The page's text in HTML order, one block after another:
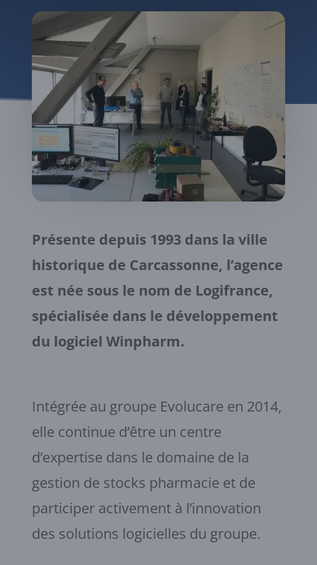
Présente depuis 1993 dans la ville
historique de Carcassonne, l’agence
est née sous le nom de Logifrance,
spécialisée dans le développement
du logiciel Winpharm.
Intégrée au groupe Evolucare en 2014,
elle continue d’être un centre
d’expertise dans le domaine de la
gestion de stocks pharmacie et de
participer activement à l’innovation
des solutions logicielles du groupe.